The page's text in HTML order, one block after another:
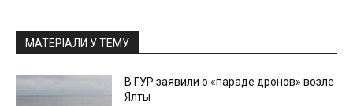
МАТЕРІАЛИ У ТЕМУ
В ГУР заявили о «параде дронов» возле
Ялты